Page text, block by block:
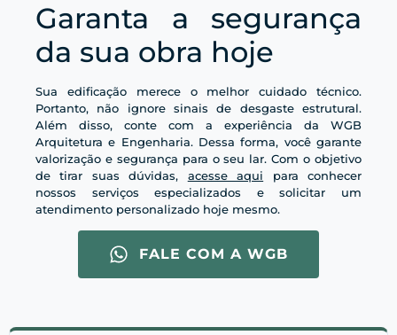
Garanta a segurança
da sua obra hoje
Sua edificação merece o melhor cuidado técnico.
Portanto, não ignore sinais de desgaste estrutural.
Além disso, conte com a experiência da WGB
Arquitetura e Engenharia. Dessa forma, você garante
valorização e segurança para o seu lar. Com o objetivo
de tirar suas dúvidas, acesse aqui para conhecer
nossos serviços especializados e solicitar um
atendimento personalizado hoje mesmo.
FALE COM A WGB